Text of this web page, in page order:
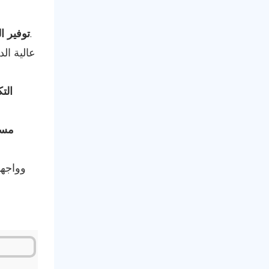
توفيرينتج عن الهيكل الرأسي مساحة صغيرة نسبيًا، مما يجعله مثاليًا للمصانع أو ورش العمل ذات المساحة المحدودة.